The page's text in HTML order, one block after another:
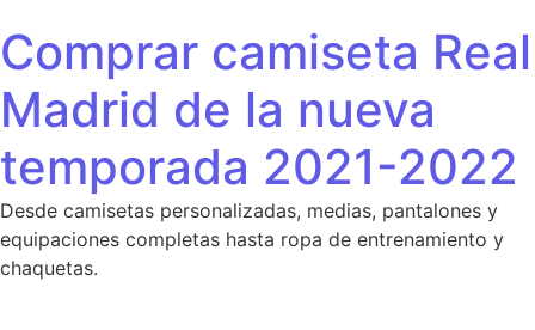
Comprar camiseta Real
Madrid de la nueva
temporada 2021-2022
Desde camisetas personalizadas, medias, pantalones y
equipaciones completas hasta ropa de entrenamiento y
chaquetas.